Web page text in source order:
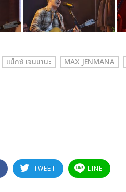
แม็กซ์ เจนมานะ MAX JENMANA
TWEET LINE